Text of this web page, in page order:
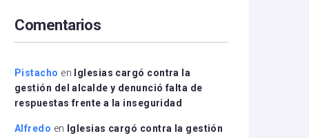
disminuir
el
Comentarios
Pistacho en
Iglesias cargó contra la
gestión del alcalde y denunció falta de
respuestas frente a la inseguridad
Alfredo en
Iglesias cargó contra la gestión